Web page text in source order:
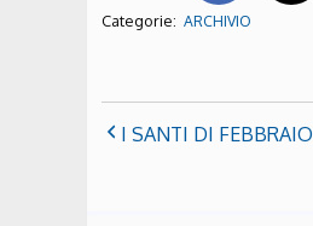
Categorie: ARCHIVIO
I SANTI DI FEBBRAIO